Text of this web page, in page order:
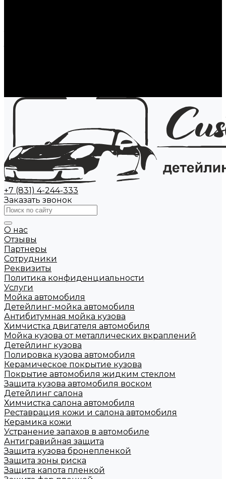
+7 (831) 4-244-333
Заказать звонок
О нас
Отзывы
Партнеры
Сотрудники
Реквизиты
Политика конфиденциальности
Услуги
Мойка автомобиля
Детейлинг-мойка автомобиля
Антибитумная мойка кузова
Химчистка двигателя автомобиля
Мойка кузова от металлических вкраплений
Детейлинг кузова
Полировка кузова автомобиля
Керамическое покрытие кузова
Покрытие автомобиля жидким стеклом
Защита кузова автомобиля воском
Детейлинг салона
Химчистка салона автомобиля
Реставрация кожи и салона автомобиля
Керамика кожи
Устранение запахов в автомобиле
Антигравийная защита
Защита кузова бронепленкой
Защита зоны риска
Защита капота пленкой